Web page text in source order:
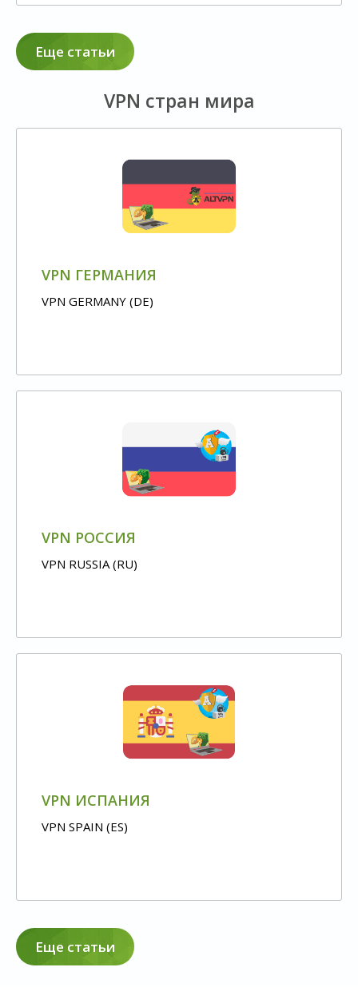
Еще статьи
VPN стран мира
VPN ГЕРМАНИЯ
VPN GERMANY (DE)
VPN РОССИЯ
VPN RUSSIA (RU)
VPN ИСПАНИЯ
VPN SPAIN (ES)
Еще статьи